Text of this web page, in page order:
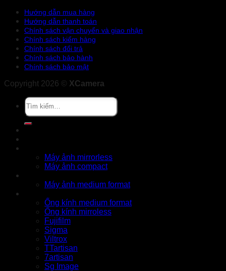
Hướng dẫn mua hàng
Hướng dẫn thanh toán
Chính sách vận chuyển và giao nhận
Chính sách kiểm hàng
Chính sách đổi trả
Chính sách bảo hành
Chính sách bảo mật
Copyright 2026 © XCamera
Tìm
kiếm:
Máy ảnh mirrorless
Máy ảnh compact
Máy ảnh medium format
Ống kính medium format
Ống kính mirroless
Fujifilm
Sigma
Viltrox
TTartisan
7artisan
Sg Image